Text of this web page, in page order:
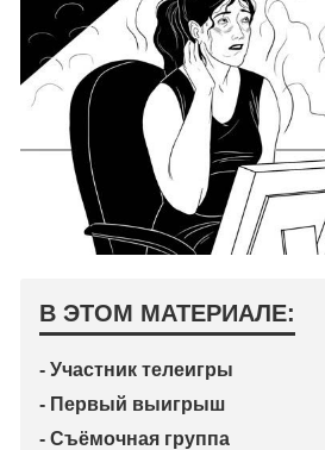
В ЭТОМ МАТЕРИАЛЕ:
- Участник телеигры
- Первый выигрыш
- Съёмочная группа